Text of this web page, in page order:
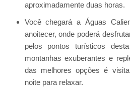
aproximadamente duas horas.
Você chegará a Águas
anoitecer, onde poderá
pelos pontos turísticos
montanhas exuberantes e
das melhores opções é
noite para relaxar.